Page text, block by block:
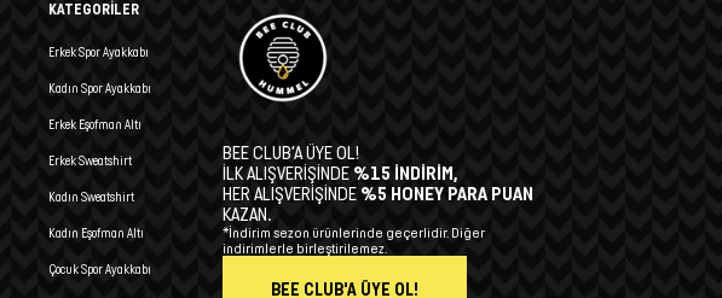
KATEGORİLER
Erkek Spor Ayakkabı
Kadın Spor Ayakkabı
Erkek Eşofman Altı
Erkek Sweatshirt
Kadın Sweatshirt
Kadın Eşofman Altı
Çocuk Spor Ayakkabı
BEE CLUB’A ÜYE OL!
İLK ALIŞVERİŞİNDE %15 İNDİRİM,
HER ALIŞVERİŞİNDE %5 HONEY PARA PUAN
KAZAN.
*İndirim sezon ürünlerinde geçerlidir. Diğer
indirimlerle birleştirilemez.
BEE CLUB'A ÜYE OL!